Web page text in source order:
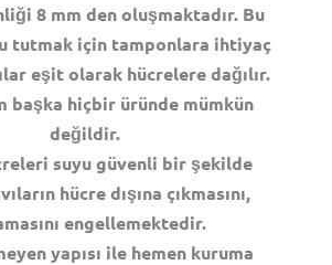
8 mm den oluşmaktadır. Bu
tutmak için tamponlara ihtiyaç
eşit olarak hücrelere dağılır.
başka hiçbir üründe mümkün
değildir.
suyu güvenli bir şekilde
hücre dışına çıkmasını,
engellemektedir.
yapısı ile hemen kuruma